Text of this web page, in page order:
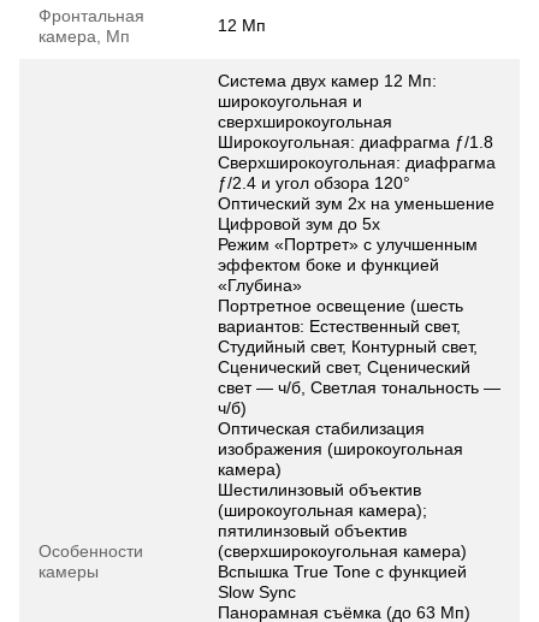
Фронтальная
камера, Мп
12 Мп
Особенности
камеры
Система двух камер 12 Мп:
широкоугольная и
сверхширокоугольная
Широкоугольная: диафрагма ƒ/1.8
Сверхширокоугольная: диафрагма
ƒ/2.4 и угол обзора 120°
Оптический зум 2x на уменьшение
Цифровой зум до 5x
Режим «Портрет» с улучшенным
эффектом боке и функцией
«Глубина»
Портретное освещение (шесть
вариантов: Естественный свет,
Студийный свет, Контурный свет,
Сценический свет, Сценический
свет — ч/б, Светлая тональность —
ч/б)
Оптическая стабилизация
изображения (широкоугольная
камера)
Шестилинзовый объектив
(широкоугольная камера);
пятилинзовый объектив
(сверхширокоугольная камера)
Вспышка True Tone с функцией
Slow Sync
Панорамная съёмка (до 63 Мп)